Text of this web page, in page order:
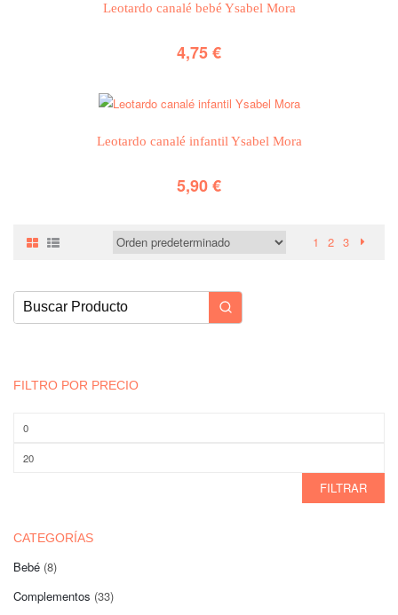
Leotardo canalé bebé Ysabel Mora
4,75€
Leotardo canalé infantil Ysabel Mora
5,90€
1 2 3
FILTRO POR PRECIO
Precio
Precio
FILTRAR
CATEGORÍAS
Bebé (8)
Complementos (33)